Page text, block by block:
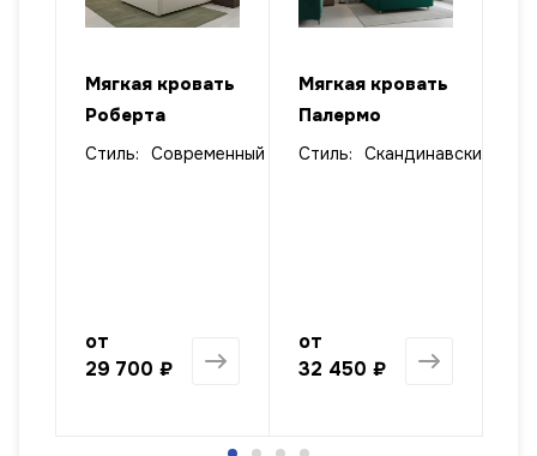
Мягкая кровать
Роберта
Стиль: Современный
от
29 700 ₽
Мягкая кровать
Палермо
Стиль: Скандинавский
от
32 450 ₽